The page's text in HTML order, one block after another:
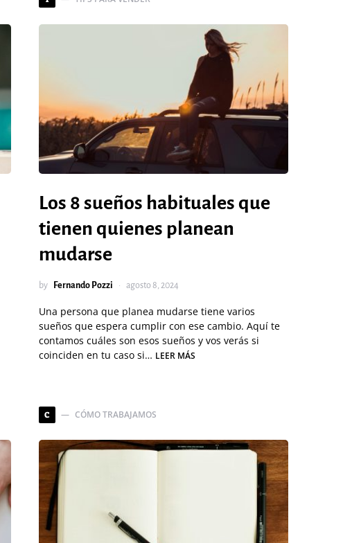
Los 8 sueños habituales que
tienen quienes planean
mudarse
by Fernando Pozzi agosto 8, 2024
Una persona que planea mudarse tiene varios
sueños que espera cumplir con ese cambio. Aquí te
contamos cuáles son esos sueños y vos verás si
coinciden en tu caso si… LEER MÁS
C CÓMO TRABAJAMOS